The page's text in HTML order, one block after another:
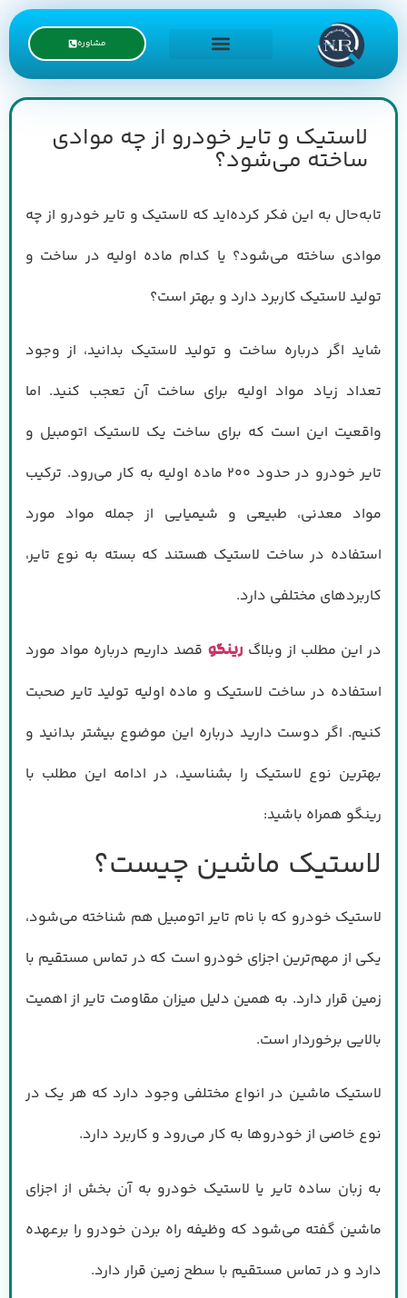
مشاوره
لاستیک و تایر خودرو از چه موادی
ساخته می‌شود؟
تابه‌حال به این فکر کرده‌اید که لاستیک و تایر خودرو از چه
موادی ساخته می‌شود؟ یا کدام ماده اولیه در ساخت و
تولید لاستیک کاربرد دارد و بهتر است؟
شاید اگر درباره ساخت و تولید لاستیک بدانید، از وجود
تعداد زیاد مواد اولیه برای ساخت آن تعجب کنید. اما
واقعیت این است که برای ساخت یک لاستیک اتومبیل و
تایر خودرو در حدود ۲۰۰ ماده اولیه به کار می‌رود. ترکیب
مواد معدنی، طبیعی و شیمیایی از جمله مواد مورد
استفاده در ساخت لاستیک هستند که بسته به نوع تایر،
کاربردهای مختلفی دارد.
در این مطلب از وبلاگ رینگو قصد داریم درباره مواد مورد
استفاده در ساخت لاستیک و ماده اولیه تولید تایر صحبت
کنیم. اگر دوست دارید درباره این موضوع بیشتر بدانید و
بهترین نوع لاستیک را بشناسید، در ادامه این مطلب با
رینگو همراه باشید:
لاستیک ماشین چیست؟
لاستیک خودرو که با نام تایر اتومبیل هم شناخته می‌شود،
یکی از مهم‌ترین اجزای خودرو است که در تماس مستقیم با
زمین قرار دارد. به همین دلیل میزان مقاومت تایر از اهمیت
بالایی برخوردار است.
لاستیک ماشین در انواع مختلفی وجود دارد که هر یک در
نوع خاصی از خودروها به کار می‌رود و کاربرد دارد.
به زبان ساده تایر یا لاستیک خودرو به آن بخش از اجزای
ماشین گفته می‌شود که وظیفه راه بردن خودرو را برعهده
دارد و در تماس مستقیم با سطح زمین قرار دارد.